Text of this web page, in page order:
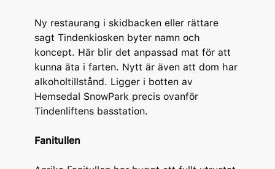
Ny restaurang i skidbacken eller rättare
sagt Tindenkiosken byter namn och
koncept. Här blir det anpassad mat för att
kunna äta i farten. Nytt är även att dom har
alkoholtillstånd. Ligger i botten av
Hemsedal SnowPark precis ovanför
Tindenliftens basstation.
Fanitullen